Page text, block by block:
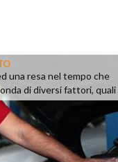
una resa nel tempo che
di diversi fattori, quali